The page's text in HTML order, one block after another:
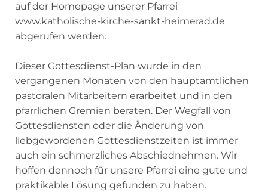
auf der Homepage unserer Pfarrei
www.katholische-kirche-sankt-heimerad.de
abgerufen werden.
Dieser Gottesdienst-Plan wurde in den
vergangenen Monaten von den hauptamtlichen
pastoralen Mitarbeitern erarbeitet und in den
pfarrlichen Gremien beraten. Der Wegfall von
Gottesdiensten oder die Änderung von
liebgewordenen Gottesdienstzeiten ist immer
auch ein schmerzliches Abschiednehmen. Wir
hoffen dennoch für unsere Pfarrei eine gute und
praktikable Lösung gefunden zu haben.